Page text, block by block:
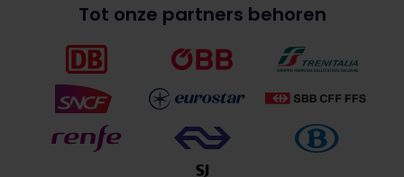
Tot onze partners behoren